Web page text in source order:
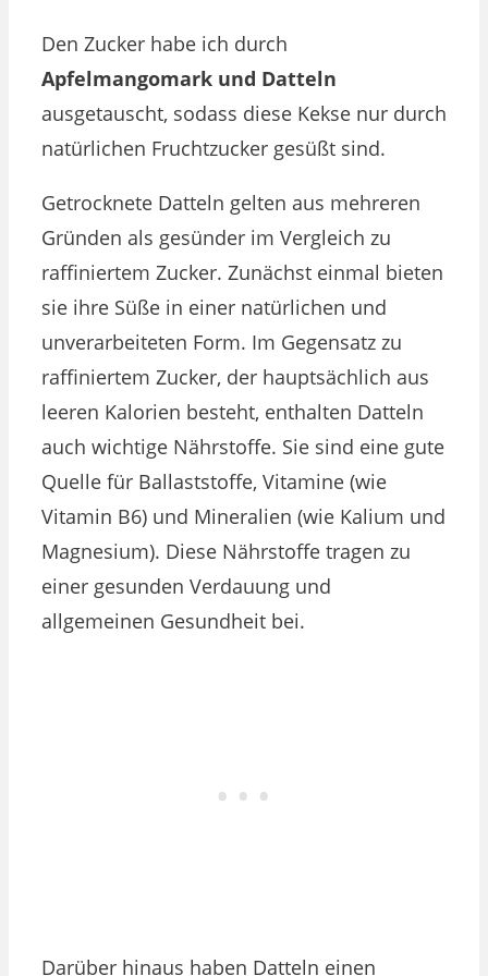
Den Zucker habe ich durch
Apfelmangomark und Datteln
ausgetauscht, sodass diese Kekse nur durch
natürlichen Fruchtzucker gesüßt sind.
Getrocknete Datteln gelten aus mehreren
Gründen als gesünder im Vergleich zu
raffiniertem Zucker. Zunächst einmal bieten
sie ihre Süße in einer natürlichen und
unverarbeiteten Form. Im Gegensatz zu
raffiniertem Zucker, der hauptsächlich aus
leeren Kalorien besteht, enthalten Datteln
auch wichtige Nährstoffe. Sie sind eine gute
Quelle für Ballaststoffe, Vitamine (wie
Vitamin B6) und Mineralien (wie Kalium und
Magnesium). Diese Nährstoffe tragen zu
einer gesunden Verdauung und
allgemeinen Gesundheit bei.
Darüber hinaus haben Datteln einen